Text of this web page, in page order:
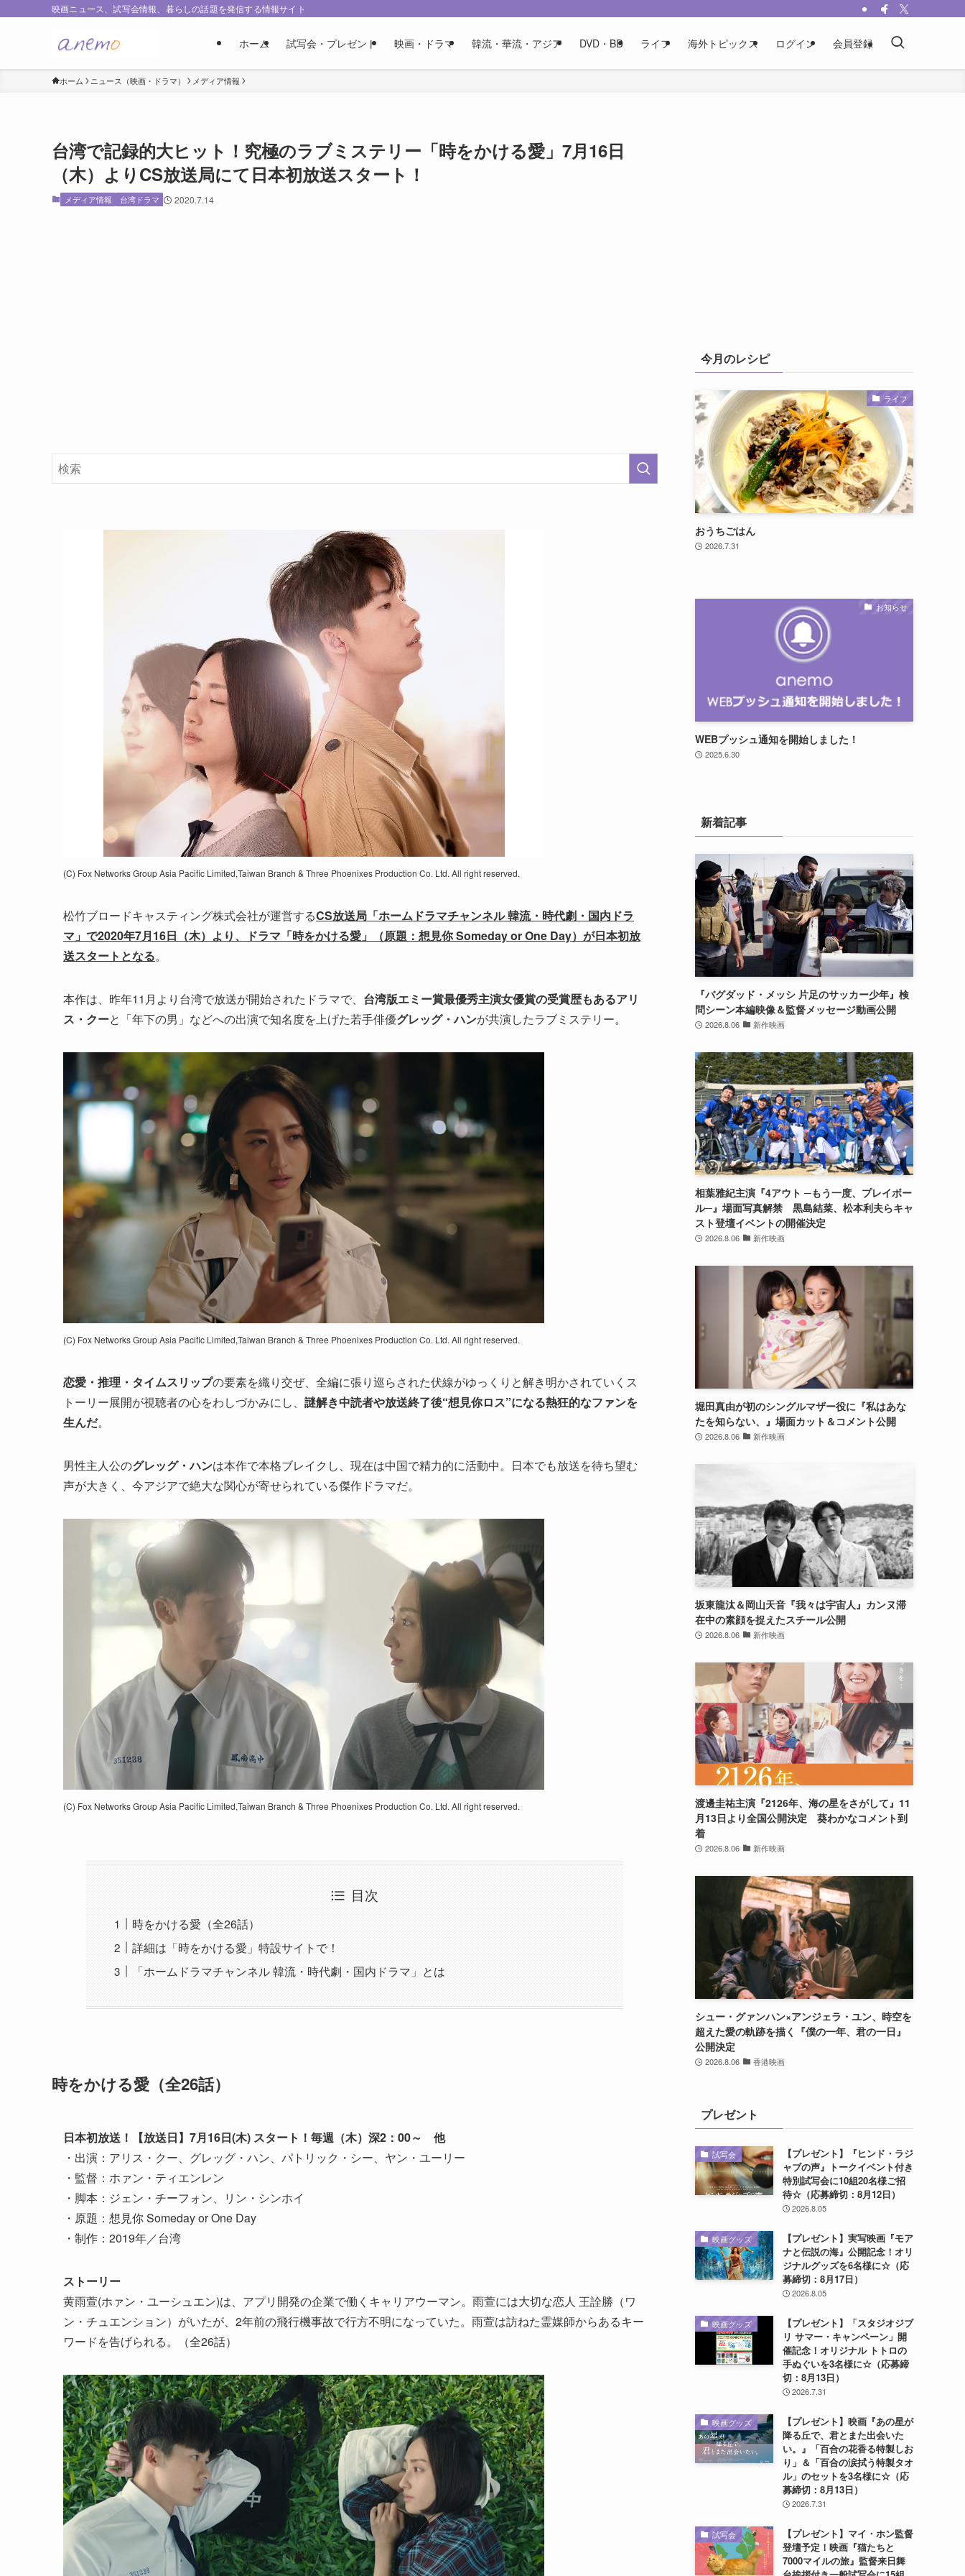
映画ニュース、試写会情報、暮らしの話題を発信する情報サイト
ホーム 試写会・プレゼント 映画・ドラマ 韓流・華流・アジア DVD・BD ライフ 海外トピックス ログイン 会員登録
ホーム ニュース（映画・ドラマ） メディア情報
台湾で記録的大ヒット！究極のラブミステリー「時をかける愛」7月16日
（木）よりCS放送局にて日本初放送スタート！
メディア情報 台湾ドラマ 2020.7.14
(C) Fox Networks Group Asia Pacific Limited,Taiwan Branch & Three Phoenixes Production Co. Ltd. All right reserved.
松竹ブロードキャスティング株式会社が運営するCS放送局「ホームドラマチャンネル 韓流・時代劇・国内ドラ
マ」で2020年7月16日（木）より、ドラマ「時をかける愛」（原題：想見你 Someday or One Day）が日本初放
送スタートとなる。
本作は、昨年11月より台湾で放送が開始されたドラマで、 台湾版エミー賞最優秀主演女優賞の受賞歴もあるアリ
ス・クーと「年下の男」などへの出演で知名度を上げた若手俳優グレッグ・ハンが共演したラブミステリー。
(C) Fox Networks Group Asia Pacific Limited,Taiwan Branch & Three Phoenixes Production Co. Ltd. All right reserved.
恋愛・推理・タイムスリップの要素を織り交ぜ、全編に張り巡らされた伏線がゆっくりと解き明かされていくス
トーリー展開が視聴者の心をわしづかみにし、 謎解き中読者や放送終了後“想見你ロス”になる熱狂的なファンを
生んだ。
男性主人公のグレッグ・ハンは本作で本格ブレイクし、現在は中国で精力的に活動中。日本でも放送を待ち望む
声が大きく、今アジアで絶大な関心が寄せられている傑作ドラマだ。
(C) Fox Networks Group Asia Pacific Limited,Taiwan Branch & Three Phoenixes Production Co. Ltd. All right reserved.
目次
時をかける愛（全26話）
詳細は「時をかける愛」特設サイトで！
「ホームドラマチャンネル 韓流・時代劇・国内ドラマ」とは
時をかける愛（全26話）
日本初放送！【放送日】7月16日(木) スタート！毎週（木）深2：00～ 他
・出演：アリス・クー、グレッグ・ハン、パトリック・シー、ヤン・ユーリー
・監督：ホァン・ティエンレン
・脚本：ジェン・チーフォン、リン・シンホイ
・原題：想見你 Someday or One Day
・制作：2019年／台湾
ストーリー
黄雨萱(ホァン・ユーシュエン)は、アプリ開発の企業で働くキャリアウーマン。雨萱には大切な恋人 王詮勝（ワ
ン・チュエンション）がいたが、2年前の飛行機事故で行方不明になっていた。雨萱は訪ねた霊媒師からあるキー
ワードを告げられる。（全26話）
今月のレシピ
ライフ
おうちごはん
2026.7.31
お知らせ
WEBプッシュ通知を開始しました！
2025.6.30
新着記事
『バグダッド・メッシ 片足のサッカー少年』検
問シーン本編映像＆監督メッセージ動画公開
2026.8.06 新作映画
相葉雅紀主演『4アウト ─もう一度、プレイボー
ル─』場面写真解禁 黒島結菜、松本利夫らキャ
スト登壇イベントの開催決定
2026.8.06 新作映画
堀田真由が初のシングルマザー役に『私はあな
たを知らない、』場面カット＆コメント公開
2026.8.06 新作映画
坂東龍汰＆岡山天音『我々は宇宙人』カンヌ滞
在中の素顔を捉えたスチール公開
2026.8.06 新作映画
渡邊圭祐主演『2126年、海の星をさがして』11
月13日より全国公開決定 葵わかなコメント到
着
2026.8.06 新作映画
シュー・グァンハン×アンジェラ・ユン、時空を
超えた愛の軌跡を描く『僕の一年、君の一日』
公開決定
2026.8.06 香港映画
プレゼント
試写会
【プレゼント】『ヒンド・ラジ
ャブの声』トークイベント付き
特別試写会に10組20名様ご招
待☆（応募締切：8月12日）
2026.8.05
映画グッズ
【プレゼント】実写映画『モア
ナと伝説の海』公開記念！オリ
ジナルグッズを6名様に☆（応
募締切：8月17日）
2026.8.05
映画グッズ
【プレゼント】「スタジオジブ
リ サマー・キャンペーン」開
催記念！オリジナル トトロの
手ぬぐいを3名様に☆（応募締
切：8月13日）
2026.7.31
映画グッズ
【プレゼント】映画『あの星が
降る丘で、君とまた出会いた
い。』「百合の花香る特製しお
り」＆「百合の涙拭う特製タオ
ル」のセットを3名様に☆（応
募締切：8月13日）
2026.7.31
試写会
【プレゼント】マイ・ホン監督
登壇予定！映画『猫たちと
7000マイルの旅』監督来日舞